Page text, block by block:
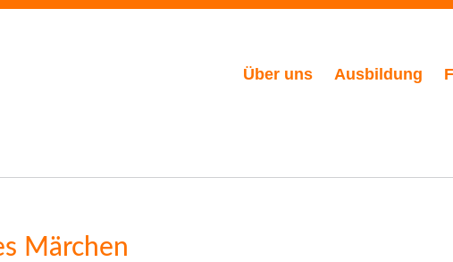
Über uns Ausbildung
Märchen